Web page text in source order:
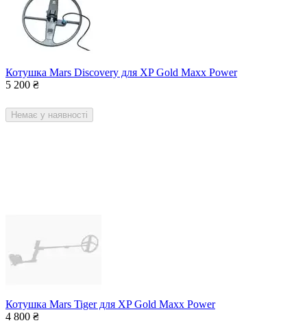
Котушка Mars Discovery для XP Gold Maxx Power
5 200 ₴
Немає у наявності
Котушка Mars Tiger для XP Gold Maxx Power
4 800 ₴